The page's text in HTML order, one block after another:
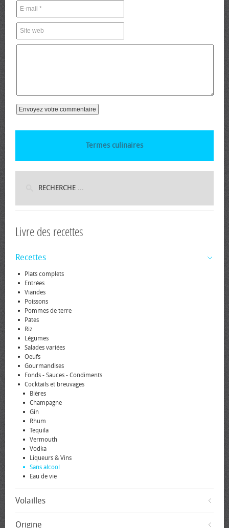
Termes culinaires
Livre des recettes
Recettes
Plats complets
Entrées
Viandes
Poissons
Pommes de terre
Pâtes
Riz
Légumes
Salades variées
Oeufs
Gourmandises
Fonds - Sauces - Condiments
Cocktails et breuvages
Bières
Champagne
Gin
Rhum
Tequila
Vermouth
Vodka
Liqueurs & Vins
Sans alcool
Eau de vie
Volailles
Origine